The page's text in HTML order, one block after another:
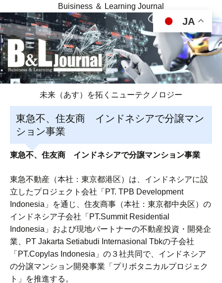
Buisiness ＆ Learning Journal
未来（あす）を拓くニューテクノロジー
東急不、住友商 インドネシアで分譲マン
ション事業
東急不、住友商 インドネシアで分譲マンション事業
東急不動産（本社：東京都港区）は、インドネシアに設
立したプロジェクト会社「PT. TPB Development
Indonesia」を通じ、住友商事（本社：東京都中央区）の
インドネシア子会社「PT.Summit Residential
Indonesia」および現地パートナーの不動産投資・開発企
業、PT Jakarta Setiabudi Internasional Tbkの子会社
「PT.Copylas Indonesia」の３社共同で、インドネシア
の分譲マンション開発事業「プリボタニカルプロジェク
ト」を推進する。
JA